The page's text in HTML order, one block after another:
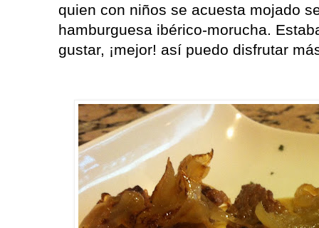
quien con niños se acuesta mojado
hamburguesa ibérico-morucha.
gustar, ¡mejor! así puedo disfrutar